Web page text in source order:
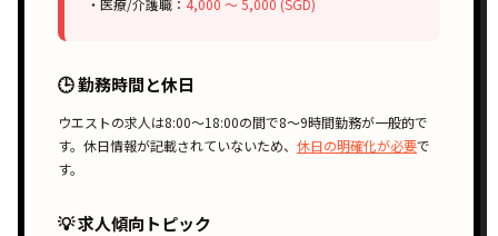
🕒 勤務時間と休日
ウエストの求人は8:00〜18:00の間で8〜9時間勤務が一般的で
す。休日情報が記載されていないため、 休日の明確化が必要で
す。
💡 求人傾向トピック